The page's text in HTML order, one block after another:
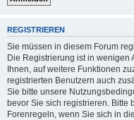
REGISTRIEREN
Sie müssen in diesem Forum
Die Registrierung ist in wenigen
Ihnen, auf weitere Funktionen
registrierten Benutzern auch
Sie bitte unsere
bevor Sie sich registrieren. Bitte
Forenregeln, wenn Sie sich in